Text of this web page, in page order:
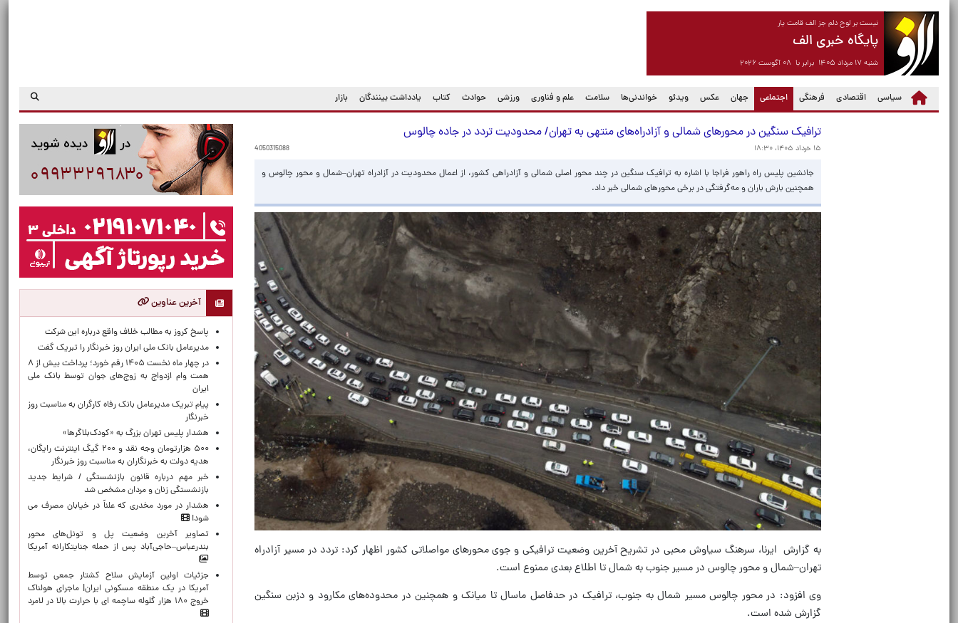
نیست بر لوح دلم جز الف قامت یار
پایگاه خبری الف
شنبه ۱۷ مرداد ۱۴۰۵ برابر با ۰۸ آگوست ۲۰۲۶
سیاسی اقتصادی فرهنگی اجتماعی
(current) جهان عکس ویدئو خواندنی‌ها سلامت علم و فناوری ورزشی حوادث کتاب یادداشت بینندگان بازار
ترافیک سنگین در محورهای شمالی و آزادراه‌های منتهی به تهران/ محدودیت تردد در جاده چالوس
۱۵ خرداد ۱۴۰۵، ۱۸:۳۰ 4050315088
جانشین پلیس راه راهور فراجا با اشاره به ترافیک سنگین در چند محور اصلی شمالی و آزادراهی کشور، از اعمال محدودیت در آزادراه تهران–شمال و محور چالوس و
همچنین بارش باران و مه‌گرفتگی در برخی محورهای شمالی خبر داد.
به گزارش ایرنا، سرهنگ سیاوش محبی در تشریح آخرین وضعیت ترافیکی و جوی محورهای مواصلاتی کشور اظهار کرد: تردد در مسیر آزادراه
تهران–شمال و محور چالوس در مسیر جنوب به شمال تا اطلاع بعدی ممنوع است.
وی افزود: در محور چالوس مسیر شمال به جنوب، ترافیک در حدفاصل ماسال تا میانک و همچنین در محدوده‌های مکارود و دزبن سنگین
گزارش شده است.
آخرین عناوین
پاسخ کروز به مطالب خلاف واقع درباره این شرکت
مدیرعامل بانک ملی ایران روز خبرنگار را تبریک گفت
در چهار ماه نخست ۱۴۰۵ رقم خورد؛ پرداخت بیش از ۸
همت وام ازدواج به زوج‌های جوان توسط بانک ملی
ایران
پیام تبریک مدیرعامل بانک رفاه کارگران به مناسبت روز
خبرنگار
هشدار پلیس تهران بزرگ به «کودک‌بلاگرها»
۵۰۰ هزارتومان وجه نقد و ۲۰۰ گیگ اینترنت رایگان،
هدیه دولت به خبرنگاران به مناسبت روز خبرنگار
خبر مهم درباره قانون بازنشستگی / شرایط جدید
بازنشستگی زنان و مردان مشخص شد
هشدار در مورد مخدری که علناً در خیابان مصرف می
شود!
تصاویر آخرین وضعیت پل و تونل‌های محور
بندرعباس–حاجی‌آباد پس از حمله جنایتکارانه آمریکا
جزئیات اولین آزمایش سلاح کشتار جمعی توسط
آمریکا در یک منطقه مسکونی ایران| ماجرای هولناک
خروج ۱۸۰ هزار گلوله ساچمه ای با حرارت بالا در لامرد